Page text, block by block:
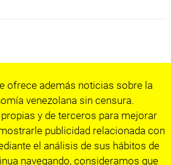
ofrece además noticias sobre la
venezolana sin censura.
y de terceros para mejorar
publicidad relacionada con
el análisis de sus hábitos de
navegando, consideramos que